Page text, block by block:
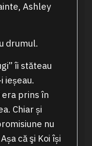
Ashley
drumul.
îi stăteau
ieșeau.
prins în
Chiar și
nu
că şi Koi își